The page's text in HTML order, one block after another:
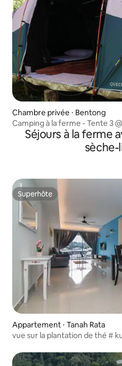
Chambre privée ⋅ Bentong
Camping à la ferme - Tente 3
Séjours à la ferme
Superhôte
Superhôte
Appartement ⋅ Tanah Rata
vue sur la plantation de thé #